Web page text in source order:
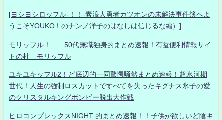
[ヨシヨシロッフル-！！-素浪人勇者カツオンの未解決事件簿へよ
うこそYOUKO！のナンノ洋子のはなしは信じるな編）]
モリッフル！ 50代無職独身的まとめ速報！有益便利情報サイ
トの杜 モリッフル
ユキユキッフル2！ど底辺的一同驚愕騒然まとめ速報！超氷河期
世代！人生の強制ロスカットですべてを失ったキグナス氷子の愛
のクリスタルキングボンビー脱出大作戦
ヒロコンプレックスNIGHT 的まとめ速報！！子供が欲しいど陰キ